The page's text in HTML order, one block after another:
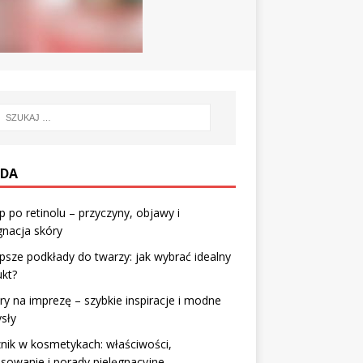
po retinolu – przyczyny, objawy i
skóry
podkłady do twarzy: jak wybrać idealny
na imprezę – szybkie inspiracje i modne
w kosmetykach: właściwości,